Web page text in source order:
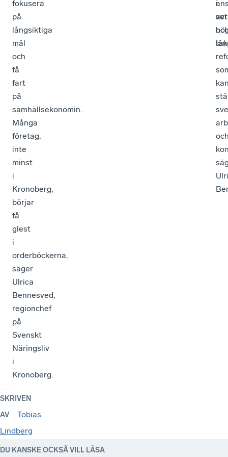
fokusera
på
långsiktiga
mål
och
få
fart
på
samhällsekonomin.
Många
företag,
inte
minst
i
Kronoberg,
börjar
få
glest
i
orderböckerna,
säger
Ulrica
Bennesved,
regionchef
på
Svenskt
Näringsliv
i
Kronoberg.
i
SKRIVEN
AV
Tobias
Lindberg
DU KANSKE OCKSÅ VILL LÄSA